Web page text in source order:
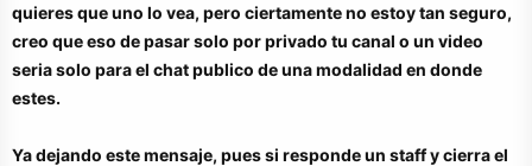
quieres que uno lo vea, pero ciertamente no estoy tan seguro,
creo que eso de pasar solo por privado tu canal o un video
seria solo para el chat publico de una modalidad en donde
estes.
Ya dejando este mensaje, pues si responde un staff y cierra el